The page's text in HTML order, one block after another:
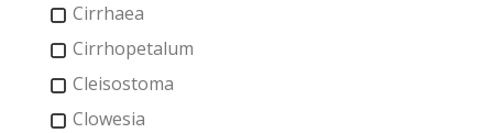
Cirrhaea
Cirrhopetalum
Cleisostoma
Clowesia